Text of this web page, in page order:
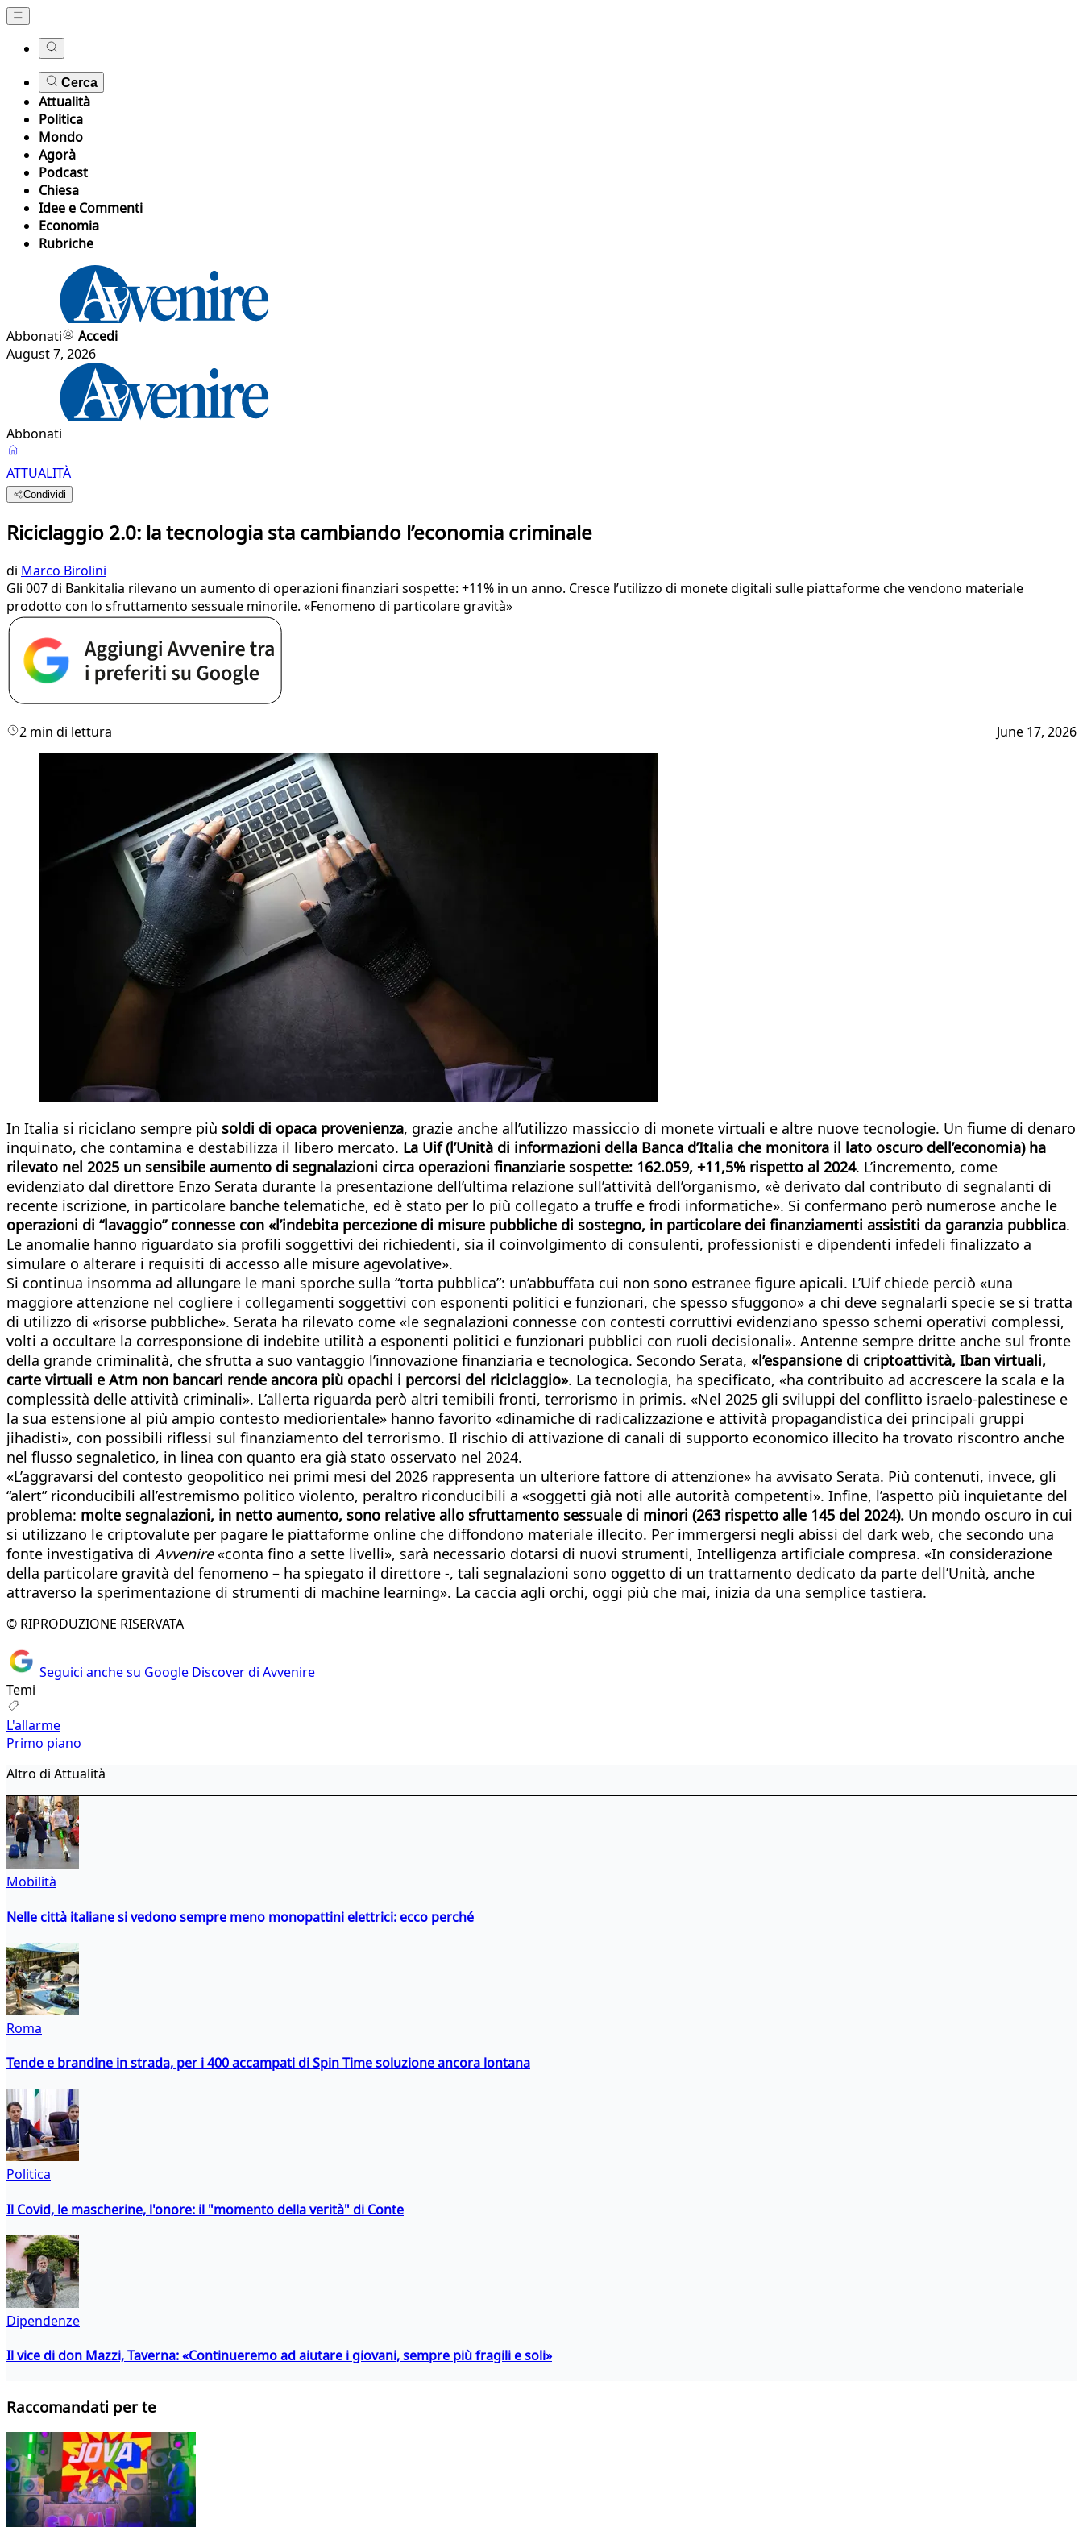
Cerca
Attualità
Politica
Mondo
Agorà
Podcast
Chiesa
Idee e Commenti
Economia
Rubriche
Abbonati
Accedi
August 7, 2026
Abbonati
ATTUALITÀ
Condividi
Riciclaggio 2.0: la tecnologia sta cambiando l’economia criminale
di Marco Birolini
Gli 007 di Bankitalia rilevano un aumento di operazioni finanziari sospette: +11% in un anno. Cresce l’utilizzo di monete digitali sulle piattaforme che vendono materiale
prodotto con lo sfruttamento sessuale minorile. «Fenomeno di particolare gravità»
2 min di lettura June 17, 2026
In Italia si riciclano sempre più soldi di opaca provenienza, grazie anche all’utilizzo massiccio di monete virtuali e altre nuove tecnologie. Un fiume di denaro
inquinato, che contamina e destabilizza il libero mercato. La Uif (l’Unità di informazioni della Banca d’Italia che monitora il lato oscuro dell’economia) ha
rilevato nel 2025 un sensibile aumento di segnalazioni circa operazioni finanziarie sospette: 162.059, +11,5% rispetto al 2024. L’incremento, come
evidenziato dal direttore Enzo Serata durante la presentazione dell’ultima relazione sull’attività dell’organismo, «è derivato dal contributo di segnalanti di
recente iscrizione, in particolare banche telematiche, ed è stato per lo più collegato a truffe e frodi informatiche». Si confermano però numerose anche le
operazioni di “lavaggio” connesse con «l’indebita percezione di misure pubbliche di sostegno, in particolare dei finanziamenti assistiti da garanzia pubblica.
Le anomalie hanno riguardato sia profili soggettivi dei richiedenti, sia il coinvolgimento di consulenti, professionisti e dipendenti infedeli finalizzato a
simulare o alterare i requisiti di accesso alle misure agevolative».
Si continua insomma ad allungare le mani sporche sulla “torta pubblica”: un’abbuffata cui non sono estranee figure apicali. L’Uif chiede perciò «una
maggiore attenzione nel cogliere i collegamenti soggettivi con esponenti politici e funzionari, che spesso sfuggono» a chi deve segnalarli specie se si tratta
di utilizzo di «risorse pubbliche». Serata ha rilevato come «le segnalazioni connesse con contesti corruttivi evidenziano spesso schemi operativi complessi,
volti a occultare la corresponsione di indebite utilità a esponenti politici e funzionari pubblici con ruoli decisionali». Antenne sempre dritte anche sul fronte
della grande criminalità, che sfrutta a suo vantaggio l’innovazione finanziaria e tecnologica. Secondo Serata, «l’espansione di criptoattività, Iban virtuali,
carte virtuali e Atm non bancari rende ancora più opachi i percorsi del riciclaggio». La tecnologia, ha specificato, «ha contribuito ad accrescere la scala e la
complessità delle attività criminali». L’allerta riguarda però altri temibili fronti, terrorismo in primis. «Nel 2025 gli sviluppi del conflitto israelo‑palestinese e
la sua estensione al più ampio contesto mediorientale» hanno favorito «dinamiche di radicalizzazione e attività propagandistica dei principali gruppi
jihadisti», con possibili riflessi sul finanziamento del terrorismo. Il rischio di attivazione di canali di supporto economico illecito ha trovato riscontro anche
nel flusso segnaletico, in linea con quanto era già stato osservato nel 2024.
«L’aggravarsi del contesto geopolitico nei primi mesi del 2026 rappresenta un ulteriore fattore di attenzione» ha avvisato Serata. Più contenuti, invece, gli
“alert” riconducibili all’estremismo politico violento, peraltro riconducibili a «soggetti già noti alle autorità competenti». Infine, l’aspetto più inquietante del
problema: molte segnalazioni, in netto aumento, sono relative allo sfruttamento sessuale di minori (263 rispetto alle 145 del 2024). Un mondo oscuro in cui
si utilizzano le criptovalute per pagare le piattaforme online che diffondono materiale illecito. Per immergersi negli abissi del dark web, che secondo una
fonte investigativa di Avvenire«conta fino a sette livelli», sarà necessario dotarsi di nuovi strumenti, Intelligenza artificiale compresa. «In considerazione
della particolare gravità del fenomeno – ha spiegato il direttore -, tali segnalazioni sono oggetto di un trattamento dedicato da parte dell’Unità, anche
attraverso la sperimentazione di strumenti di machine learning». La caccia agli orchi, oggi più che mai, inizia da una semplice tastiera.
© RIPRODUZIONE RISERVATA
Seguici anche su Google Discover di Avvenire
Temi
L'allarme
Primo piano
Altro di Attualità
Mobilità
Nelle città italiane si vedono sempre meno monopattini elettrici: ecco perché
Roma
Tende e brandine in strada, per i 400 accampati di Spin Time soluzione ancora lontana
Politica
Il Covid, le mascherine, l'onore: il "momento della verità" di Conte
Dipendenze
Il vice di don Mazzi, Taverna: «Continueremo ad aiutare i giovani, sempre più fragili e soli»
Raccomandati per te